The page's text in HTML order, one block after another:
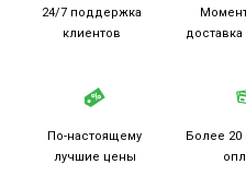
24/7 поддержка
клиентов
доставка
По-настоящему
лучшие цены
Более 20